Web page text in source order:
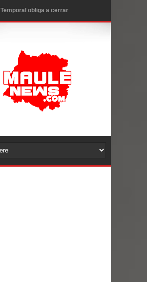
Temporal obliga a cerrar
Chancho en Talca tras caída de
ramas cerca de carpas
Miles llegan a la Plaza de Armas de
Talca en el inicio de la Fiesta del
Torneo de Asadores reúne a 13